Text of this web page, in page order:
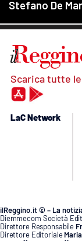
Scarica tutte
LaC Network
ilReggino.it © – La
Diemmecom Società
Direttore Responsabile
Direttore Editoriale